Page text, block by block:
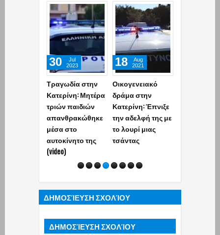
Τραγωδία στην
Κατερίνη: Μητέρα
τριών παιδιών
απανθρακώθηκε
μέσα στο
αυτοκίνητο της
(video)
30
Jul
2023
Οικογενειακό
δράμα στην
Κατερίνη: Έπνιξε
την αδελφή της με
το λουρί μιας
τσάντας
18
Aug
2021
ΔΗΜΟΣΊΕΥΣΗ ΣΧΟΛΊΟΥ
ΔΗΜΟΣΊΕΥΣΗ ΣΧΟΛΊΟΥ